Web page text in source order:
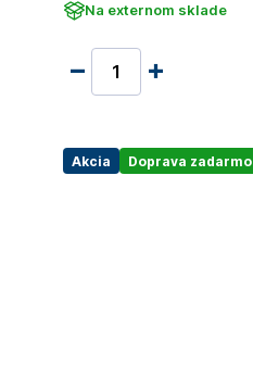
Na externom sklade
Akcia Doprava zadarmo